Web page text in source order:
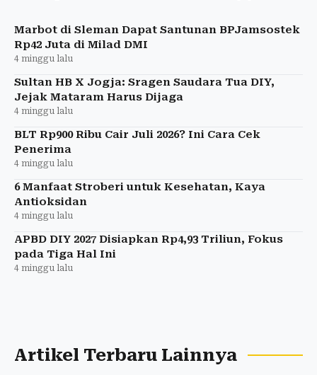
Marbot di Sleman Dapat Santunan BPJamsostek
Rp42 Juta di Milad DMI
4 minggu lalu
Sultan HB X Jogja: Sragen Saudara Tua DIY,
Jejak Mataram Harus Dijaga
4 minggu lalu
BLT Rp900 Ribu Cair Juli 2026? Ini Cara Cek
Penerima
4 minggu lalu
6 Manfaat Stroberi untuk Kesehatan, Kaya
Antioksidan
4 minggu lalu
APBD DIY 2027 Disiapkan Rp4,93 Triliun, Fokus
pada Tiga Hal Ini
4 minggu lalu
Artikel Terbaru Lainnya